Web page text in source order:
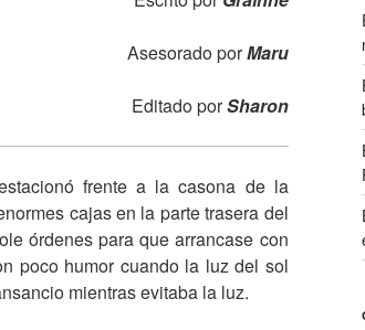
Asesorado porMaru
Editado porSharon
frente a la casona de la
cajas en la parte trasera del
órdenes para que arrancase con
poco humor cuando la luz del sol
mientras evitaba la luz.